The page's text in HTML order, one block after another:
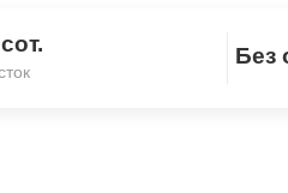
Скопировать
Без